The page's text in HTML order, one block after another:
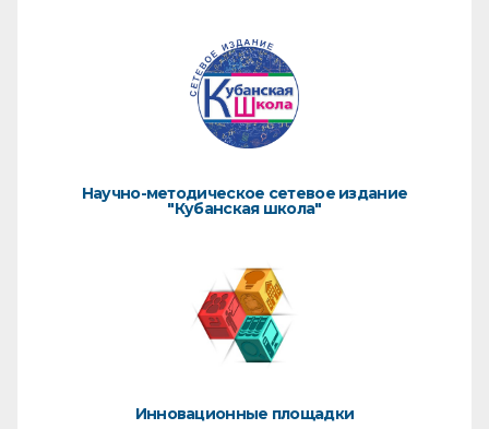
Научно-методическое сетевое издание
"Кубанская школа"
Инновационные площадки